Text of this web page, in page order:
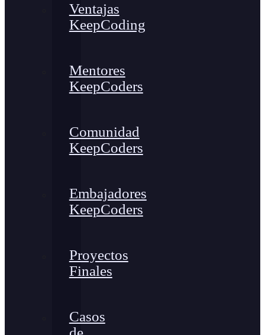
Ventajas
KeepCoding
Mentores
KeepCoders
Comunidad
KeepCoders
Embajadores
KeepCoders
Proyectos
Finales
Casos